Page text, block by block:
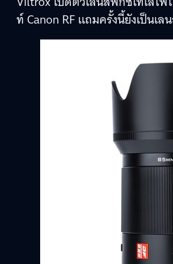
ท์ Canon RF แถมครั้งนี้ยังเป็นเ